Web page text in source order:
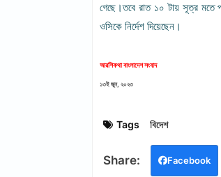
গেছে।তবে রাত ১০ টায় সূত্র মতে
ওসিকে নির্দেশ দিয়েছেন।
আরশিকথা বাংলাদেশ সংবাদ
১৩ই জুন, ২০২৩
Tags বিদেশ
Facebook